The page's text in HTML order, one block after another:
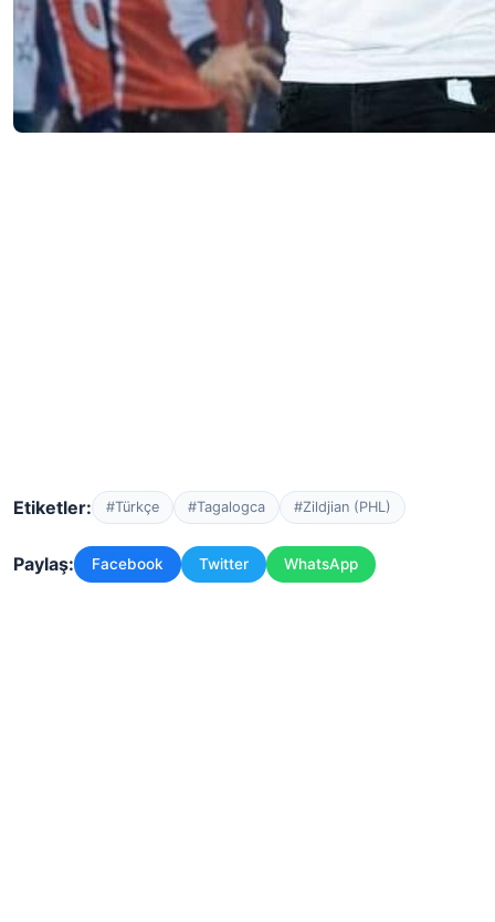
Etiketler: #Türkçe #Tagalogca #Zildjian (PHL)
Paylaş: Facebook Twitter WhatsApp